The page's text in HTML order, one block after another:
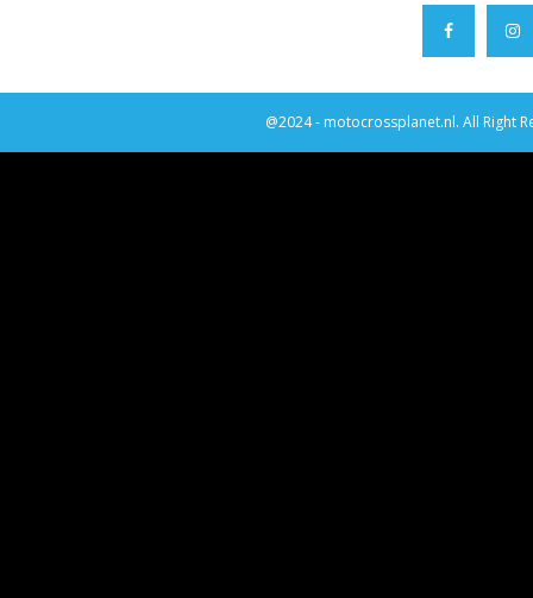
@2024 - motocrossplanet.nl. All Right